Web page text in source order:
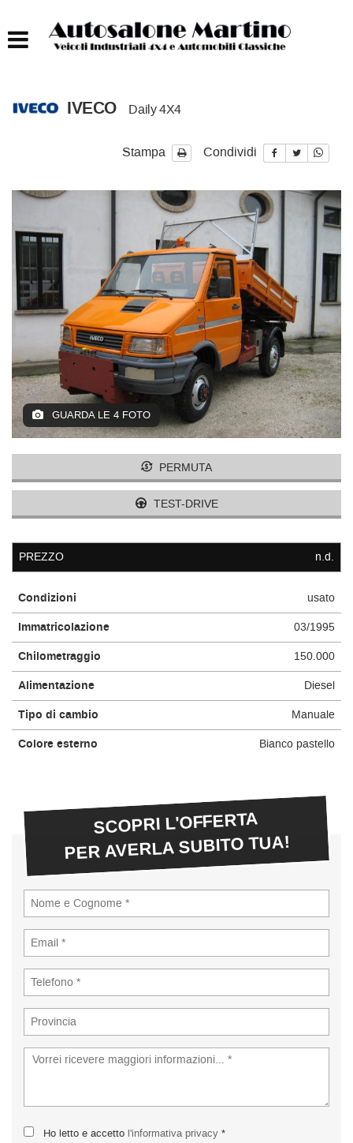
AUTOCARRI OLTRE 75T
ACQUISTIAMO USATO
ASSISTENZA
IVECO Daily 4X4
Stampa Condividi
GUARDA LE 4 FOTO
PERMUTA
TEST-DRIVE
PREZZO n.d.
Condizioni usato
Immatricolazione 03/1995
Chilometraggio 150.000
Alimentazione Diesel
Tipo di cambio Manuale
Colore esterno Bianco pastello
SCOPRI L'OFFERTA
PER AVERLA SUBITO TUA!
Ho letto e accetto l'informativa privacy *